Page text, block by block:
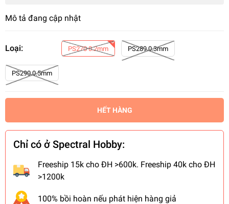
Mô tả đang cập nhật
Loại: PS270 0.2mm PS289 0.3mm
PS290 0.5mm
HẾT HÀNG
Chỉ có ở Spectral Hobby:
Freeship 15k cho ĐH >600k. Freeship 40k cho ĐH
>1200k
100% bồi hoàn nếu phát hiện hàng giả